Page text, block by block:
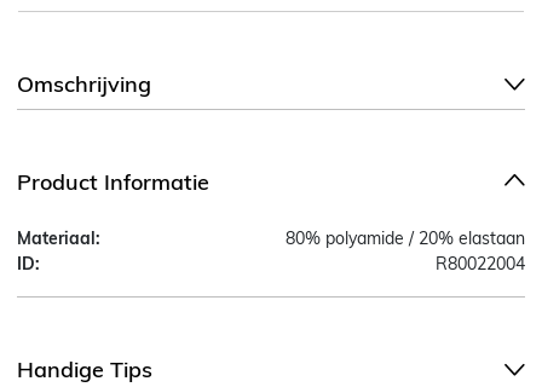
Omschrijving
Product Informatie
Materiaal:
80% polyamide / 20% elastaan
ID:
R80022004
Handige Tips